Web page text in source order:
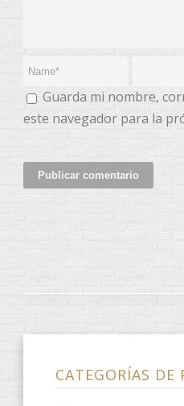
Guarda mi nombre,
este navegador para la
CATEGORÍAS DE